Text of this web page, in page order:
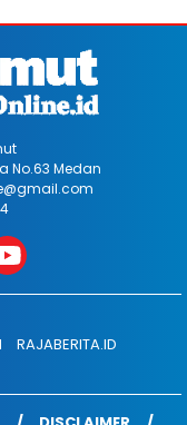
No.63 Medan
RAJABERITA.ID